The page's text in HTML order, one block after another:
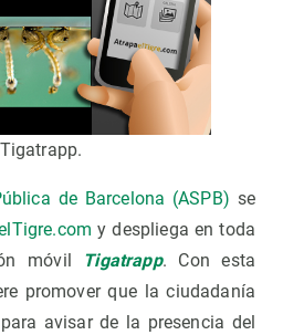
de Barcelona (ASPB) se
y despliega en toda
móvil Tigatrapp. Con esta
promover que la ciudadanía
avisar de la presencia del